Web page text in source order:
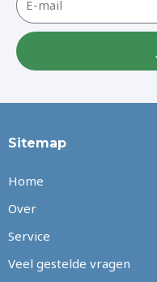
Sitemap
Home
Over
Service
Veel gestelde vragen